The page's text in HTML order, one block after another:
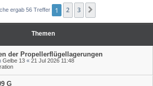
ergab 56 Treffer 1 2 3
Themen
der Propellerflügellagerungen
Gelbe 13 « 21 Jul 2026 11:48
G